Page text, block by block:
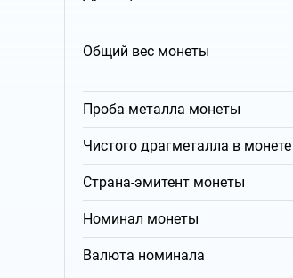
Общий вес монеты
Проба металла монеты
Чистого драгметалла в монете
Страна-эмитент монеты
Номинал монеты
Валюта номинала